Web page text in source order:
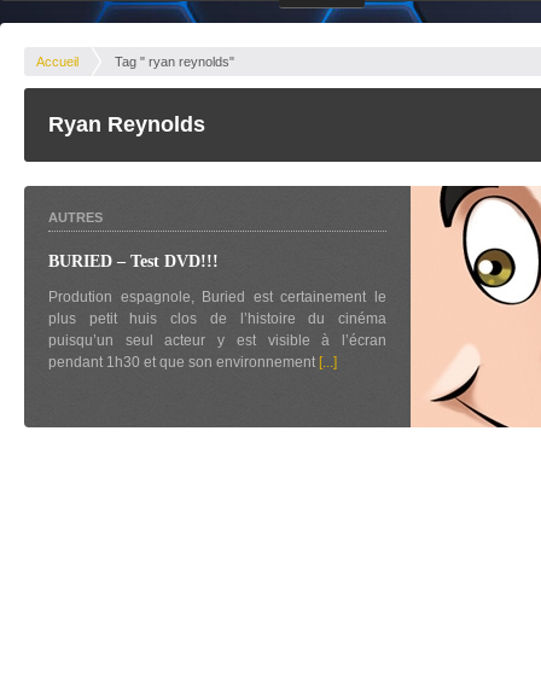
Accueil Tag " ryan reynolds"
Ryan Reynolds
AUTRES
BURIED – Test DVD!!!
Prodution espagnole, Buried est certainement le
plus petit huis clos de l’histoire du cinéma
puisqu’un seul acteur y est visible à l’écran
pendant 1h30 et que son environnement [...]